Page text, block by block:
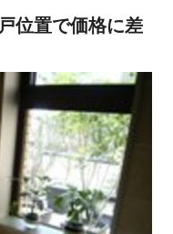
位置で価格に差